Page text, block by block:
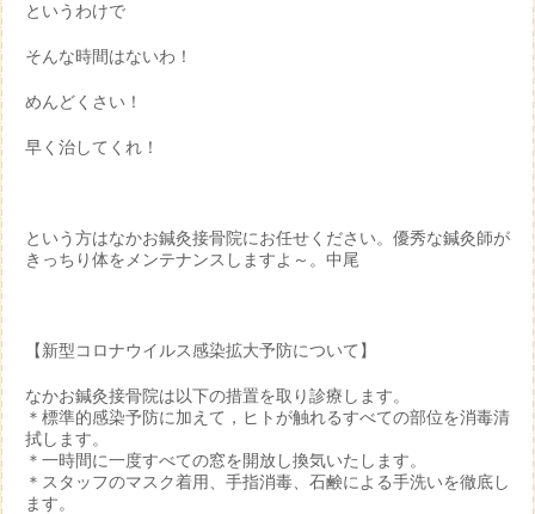
というわけで
そんな時間はないわ！
めんどくさい！
早く治してくれ！
という方はなかお鍼灸接骨院にお任せください。優秀な鍼灸師が
きっちり体をメンテナンスしますよ～。中尾
【新型コロナウイルス感染拡大予防について】
なかお鍼灸接骨院は以下の措置を取り診療します。
＊標準的感染予防に加えて，ヒトが触れるすべての部位を消毒清
拭します。
＊一時間に一度すべての窓を開放し換気いたします。
＊スタッフのマスク着用、手指消毒、石鹸による手洗いを徹底し
ます。